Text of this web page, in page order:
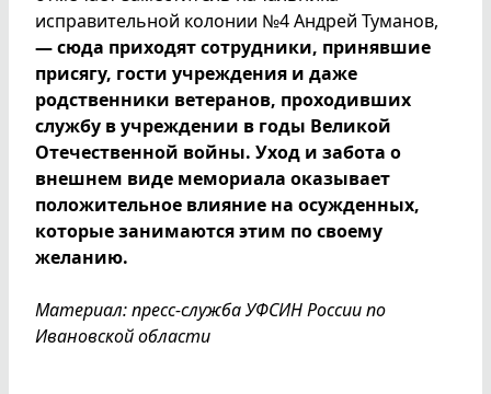
исправительной колонии №4 Андрей Туманов,
— сюда приходят сотрудники, принявшие
присягу, гости учреждения и даже
родственники ветеранов, проходивших
службу в учреждении в годы Великой
Отечественной войны. Уход и забота о
внешнем виде мемориала оказывает
положительное влияние на осужденных,
которые занимаются этим по своему
желанию.
Материал: пресс-служба УФСИН России по
Ивановской области